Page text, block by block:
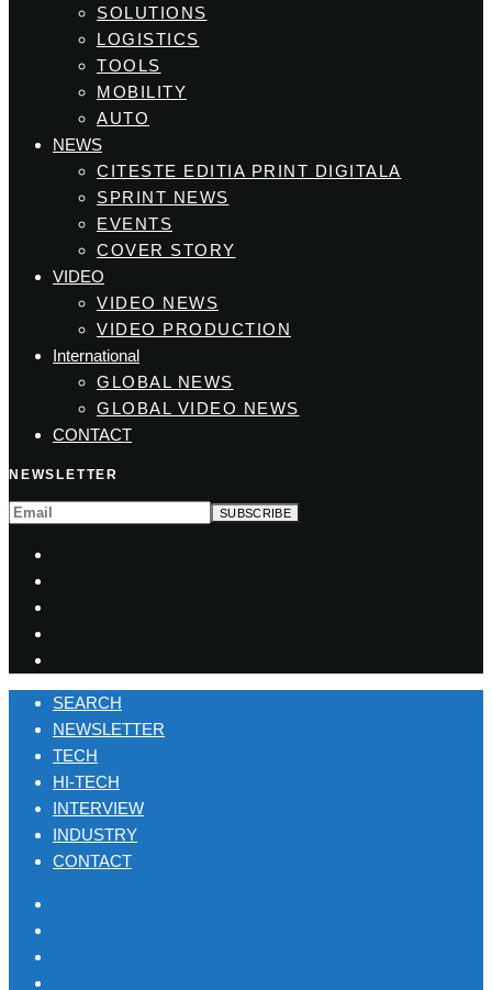
SOLUTIONS
LOGISTICS
TOOLS
MOBILITY
AUTO
NEWS
CITESTE EDITIA PRINT DIGITALA
SPRINT NEWS
EVENTS
COVER STORY
VIDEO
VIDEO NEWS
VIDEO PRODUCTION
International
GLOBAL NEWS
GLOBAL VIDEO NEWS
CONTACT
NEWSLETTER
SEARCH
NEWSLETTER
TECH
HI-TECH
INTERVIEW
INDUSTRY
CONTACT